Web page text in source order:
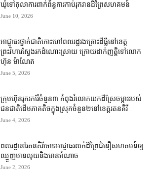
ឃុំ​ទៅ​តុលាការ​ពាក់ព័ន្ធ​ការ​កាប់​រុករាន​ដី​​ព្រៃ​សហគមន៍
June 10, 2026
អាជ្ញាធរ​ថ្នាក់​ជាតិ​កោះហៅ​ពលរដ្ឋ​រងគ្រោះ​ដីធ្លី​នៅ​ខេត្ត
ព្រះវិហារ​ស្វែងរក​ដំណោះស្រាយ ក្រោយ​ដាក់​ញត្តិ​​ទៅ​លោក
ហ៊ុន ម៉ាណែត
June 5, 2026
ក្រុមហ៊ុន​រុករក​រ៉ែ​ចំនួន​៣ កំពុង​រំលោភ​យក​ដីស្រែ​ចម្ការ​របស់​
ជនជាតិ​ដើម​ភាគតិច​ក្នុង​ស្រុក​ចំនួន​២​នៅ​ខេត្ត​រតនគិរី
June 4, 2026
ពលរដ្ឋ​នៅ​រតនគិរី​ចោទ​អាជ្ញាធរ​លក់​ដី​ព្រៃ​ជំនឿ​សហគមន៍​ឲ្យ​​
ឈ្មួញ​មាន​លុយ​និង​មាន​អំណាច
June 2, 2026